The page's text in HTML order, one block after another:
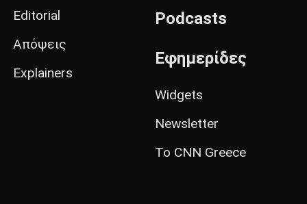
Editorial
Απόψεις
Explainers
Podcasts
Εφημερίδες
Widgets
Newsletter
Το CNN Greece